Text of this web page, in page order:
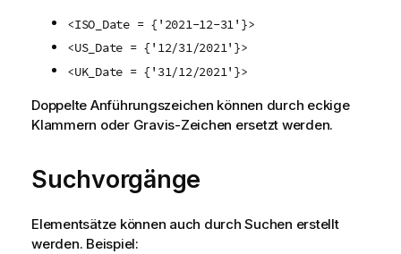
<ISO_Date = {'2021-12-31'}>
<US_Date = {'12/31/2021'}>
<UK_Date = {'31/12/2021'}>
Doppelte Anführungszeichen können durch eckige
Klammern oder Gravis-Zeichen ersetzt werden.
Suchvorgänge
Elementsätze können auch durch Suchen erstellt
werden. Beispiel: